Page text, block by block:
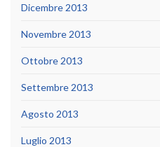
Dicembre 2013
Novembre 2013
Ottobre 2013
Settembre 2013
Agosto 2013
Luglio 2013